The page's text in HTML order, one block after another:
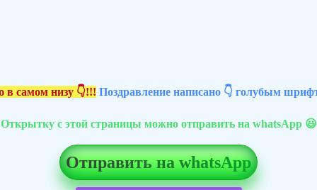
самом низу 👇!!! Поздравление написано 👇 голубым
Открытку с этой страницы можно отправить на whatsApp 😃
Отправить на whatsApp